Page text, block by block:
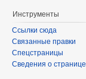
Инструменты
Ссылки сюда
Связанные правки
Спецстраницы
Сведения о странице